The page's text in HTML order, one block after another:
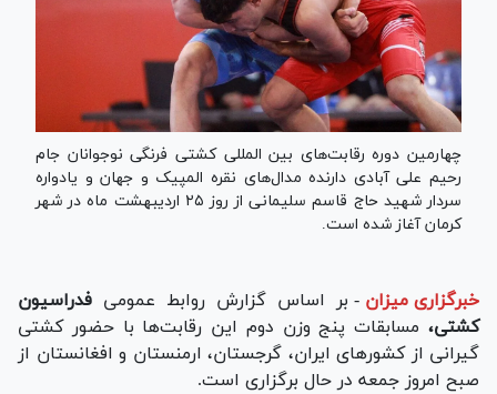
چهارمین دوره رقابت‌های بین المللی کشتی فرنگی نوجوانان جام
رحیم علی آبادی دارنده مدال‌های نقره المپیک و جهان و یادواره
سردار شهید حاج قاسم سلیمانی از روز ۲۵ اردیبهشت ماه در شهر
کرمان آغاز شده است.
خبرگزاری میزان - بر اساس گزارش روابط عمومی فدراسیون
کشتی، مسابقات پنج وزن دوم این رقابت‌ها با حضور کشتی
گیرانی از کشور‌های ایران، گرجستان، ارمنستان و افغانستان از
صبح امروز جمعه در حال برگزاری است.